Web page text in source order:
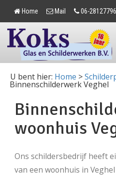
Home Mail 06-28127796
U bent hier: Home >
Binnenschilderwerk Veghel
woonhuis
Ons schildersbedrijf heeft
van een woonhuis in